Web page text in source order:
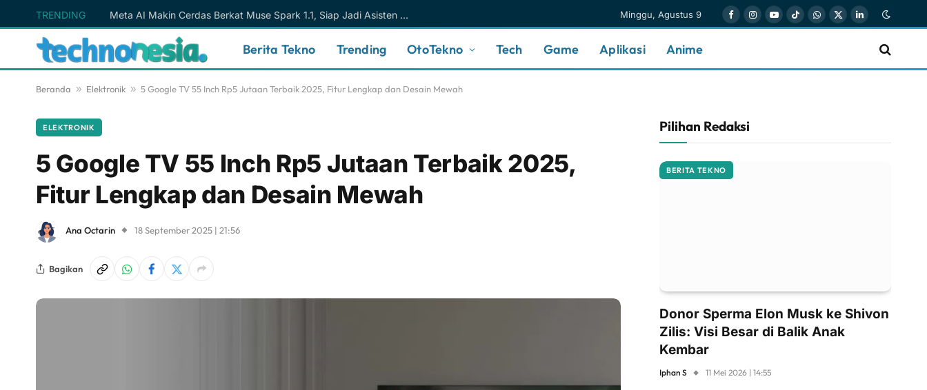
TRENDING Meta AI Makin Cerdas Berkat Muse Spark 1.1, Siap Jadi Asisten AI Personal yang Lebih Intuitif Minggu, Agustus 9
FacebookInstagram
YouTube
TikTokWhatsApp
X
LinkedIn
Berita Tekno Trending OtoTekno Tech Game Aplikasi Anime
Beranda » Elektronik » 5 Google TV 55 Inch Rp5 Jutaan Terbaik 2025, Fitur Lengkap dan Desain Mewah
ELEKTRONIK
5 Google TV 55 Inch Rp5 Jutaan Terbaik 2025,
Fitur Lengkap dan Desain Mewah
Ana Octarin 18 September 2025 | 21:56
Bagikan
Pilihan Redaksi
BERITA TEKNO
Donor Sperma Elon Musk ke Shivon
Zilis: Visi Besar di Balik Anak
Kembar
Iphan S 11 Mei 2026 | 14:55